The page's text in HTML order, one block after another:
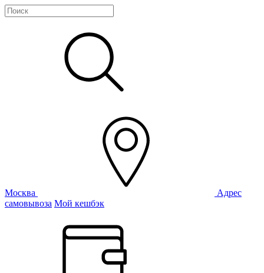
Москва
Адрес
самовывоза Мой кешбэк